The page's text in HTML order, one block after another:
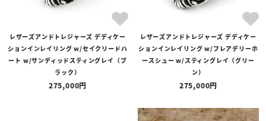
レザーズアンドトレジャーズ デディケー
ションインレイリング w/セイクリードハ
ート w/サンディッドスティングレイ（ブ
ラック）
275,000
レザーズアンドトレジャーズ デディケー
ションインレイリング w/フレアデリーホ
ースシュー w/スティングレイ（グリー
ン）
275,000